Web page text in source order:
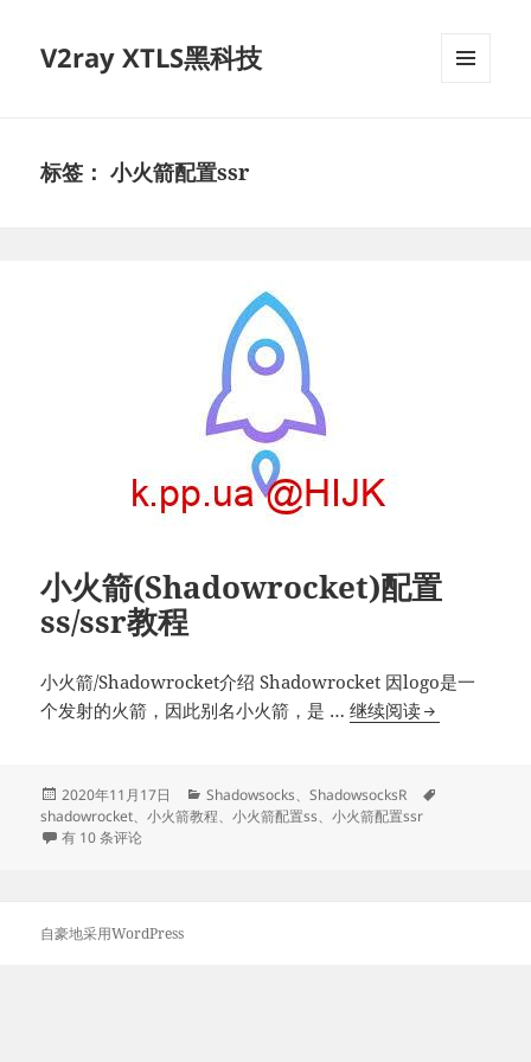
V2ray XTLS黑科技
标签：小火箭配置ssr
小火箭(Shadowrocket)配置
ss/ssr教程
小火箭/Shadowrocket介绍 Shadowrocket 因logo是一
个发射的火箭，因此别名小火箭，是 …继续阅读小
配
发
布
于
2020年11月17日
分
类
Shadowsocks、ShadowsocksR
shadowrocket、小火箭教程、小火箭配置ss、小火箭配置ssr
小火箭(Shadowrocket)配置ss/ssr教程
有 10 条评论
自豪地采用WordPress